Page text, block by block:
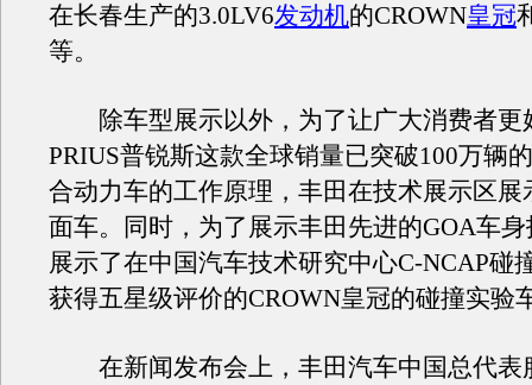
在长春生产的3.0LV6发动机的CROWN皇冠
等。
除车型展示以外，为了让广大消费者更
PRIUS普锐斯这款全球销量已突破100万辆
合动力车的工作原理，丰田在技术展示区展
面车。同时，为了展示丰田先进的GOA车
展示了在中国汽车技术研究中心C-NCAP碰
获得五星级评价的CROWN皇冠的碰撞实验
在新闻发布会上，丰田汽车中国总代表